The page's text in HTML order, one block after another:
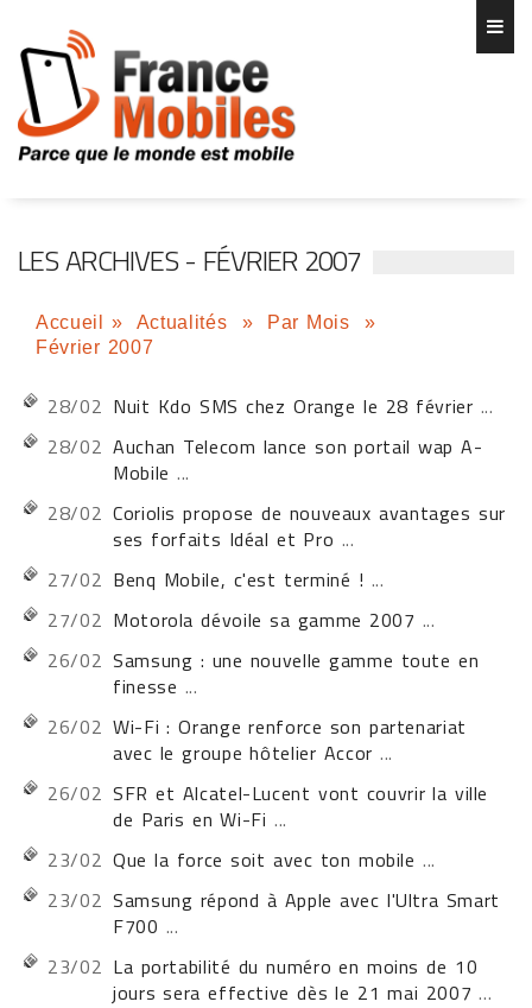
LES ARCHIVES - FÉVRIER 2007
Accueil » Actualités » Par Mois
»
Février 2007
28/02 Nuit Kdo SMS chez Orange le 28 février ...
28/02 Auchan Telecom lance son portail wap A-
Mobile ...
28/02 Coriolis propose de nouveaux avantages sur
ses forfaits Idéal et Pro ...
27/02 Benq Mobile, c'est terminé ! ...
27/02 Motorola dévoile sa gamme 2007 ...
26/02 Samsung : une nouvelle gamme toute en
finesse ...
26/02 Wi-Fi : Orange renforce son partenariat
avec le groupe hôtelier Accor ...
26/02 SFR et Alcatel-Lucent vont couvrir la ville
de Paris en Wi-Fi ...
23/02 Que la force soit avec ton mobile ...
23/02 Samsung répond à Apple avec l'Ultra Smart
F700 ...
23/02 La portabilité du numéro en moins de 10
jours sera effective dès le 21 mai 2007 ...